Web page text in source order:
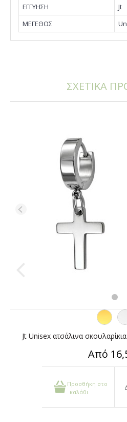
EΓΓΥΗΣΗ
Jt
ΜΕΓΕΘΟΣ
ΣΧΕΤΙΚΑ
Jt Unisex ατσάλινα
Από
Προσθήκη στο
καλάθι